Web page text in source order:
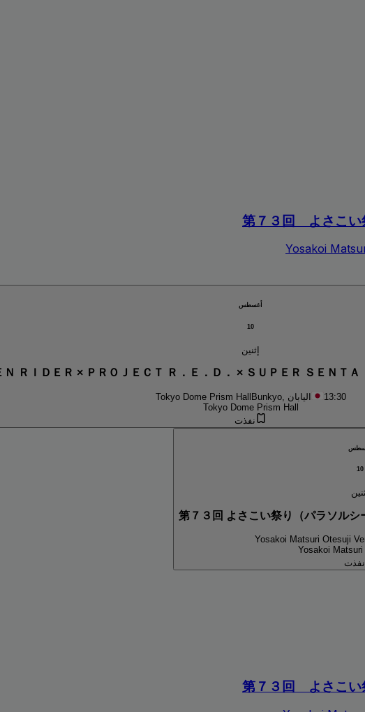
第７３回 よさこい
Yosakoi
أغسطس
10
إثنين
Ｎ ＲＩＤＥＲ × ＰＲＯＪＥＣＴ Ｒ．Ｅ．Ｄ． × ＳＵＰＥＲ ＳＥＮＴ
13:30 Bunkyo, اليابان
Tokyo Dome Prism Hall
Tokyo Dome Prism Hall
نفذت
10
إثنين
第７３回 よさこい祭り（パラソルシ
Yosakoi Matsuri Otesuji
Yosakoi
نفذت
第７３回 よさこい